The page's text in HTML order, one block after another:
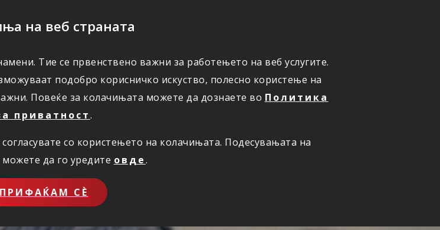
на веб страната
Тие се првенствено важни за работењето на веб услугите.
подобро корисничко искуство, полесно користење на
Повеќе за колачињата можете да дознаете во Политика
приватност.
со користењето на колачињата. Подесувањата на
да го уредите овде.
ПРИФАЌАМ СЀ
КОРИСНО ЗА НАС ОНЛАЈН ПРИЈАВИ ШТЕТА